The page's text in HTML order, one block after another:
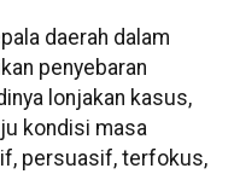
daerah dalam
penyebaran
lonjakan kasus,
kondisi masa
persuasif, terfokus,